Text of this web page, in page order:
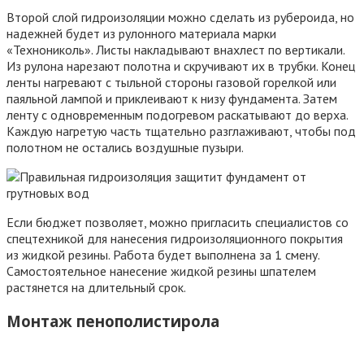
Второй слой гидроизоляции можно сделать из рубероида, но
надежней будет из рулонного материала марки
«Технониколь». Листы накладывают внахлест по вертикали.
Из рулона нарезают полотна и скручивают их в трубки. Конец
ленты нагревают с тыльной стороны газовой горелкой или
паяльной лампой и приклеивают к низу фундамента. Затем
ленту с одновременным подогревом раскатывают до верха.
Каждую нагретую часть тщательно разглаживают, чтобы под
полотном не остались воздушные пузыри.
Если бюджет позволяет, можно пригласить специалистов со
спецтехникой для нанесения гидроизоляционного покрытия
из жидкой резины. Работа будет выполнена за 1 смену.
Самостоятельное нанесение жидкой резины шпателем
растянется на длительный срок.
Монтаж пенополистирола